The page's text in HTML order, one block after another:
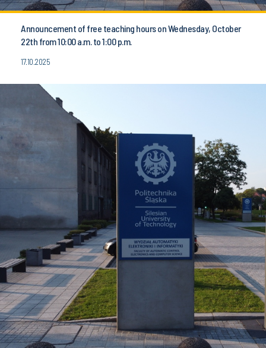
Announcement of free teaching hours on Wednesday, October
22th from 10:00 a.m. to 1:00 p.m.
17.10.2025